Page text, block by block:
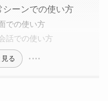
ーンでの使い方
での使い方
話での使い方
る